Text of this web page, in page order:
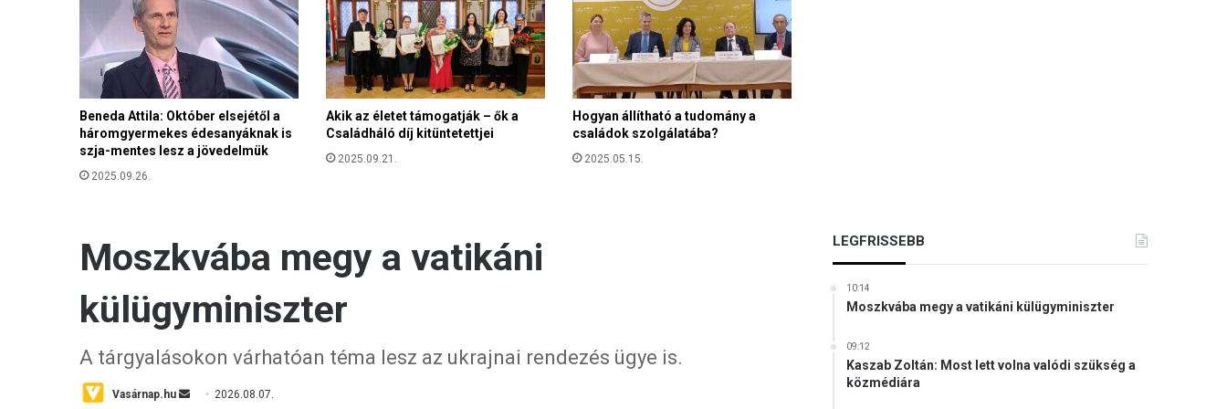
e
a
m
a
g
y
n
á
r
ó
u
Beneda Attila: Október elsejétől a
háromgyermekes édesanyáknak is
szja-mentes lesz a jövedelmük
2025.09.26.
Akik az életet támogatják – ők a
Családháló díj kitüntetettjei
2025.09.21.
Hogyan állítható a tudomány a
családok szolgálatába?
2025.05.15.